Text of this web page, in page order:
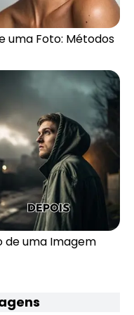
uma Foto: Métodos
de uma Imagem